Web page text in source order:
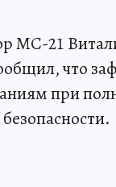
МС-21
что
при